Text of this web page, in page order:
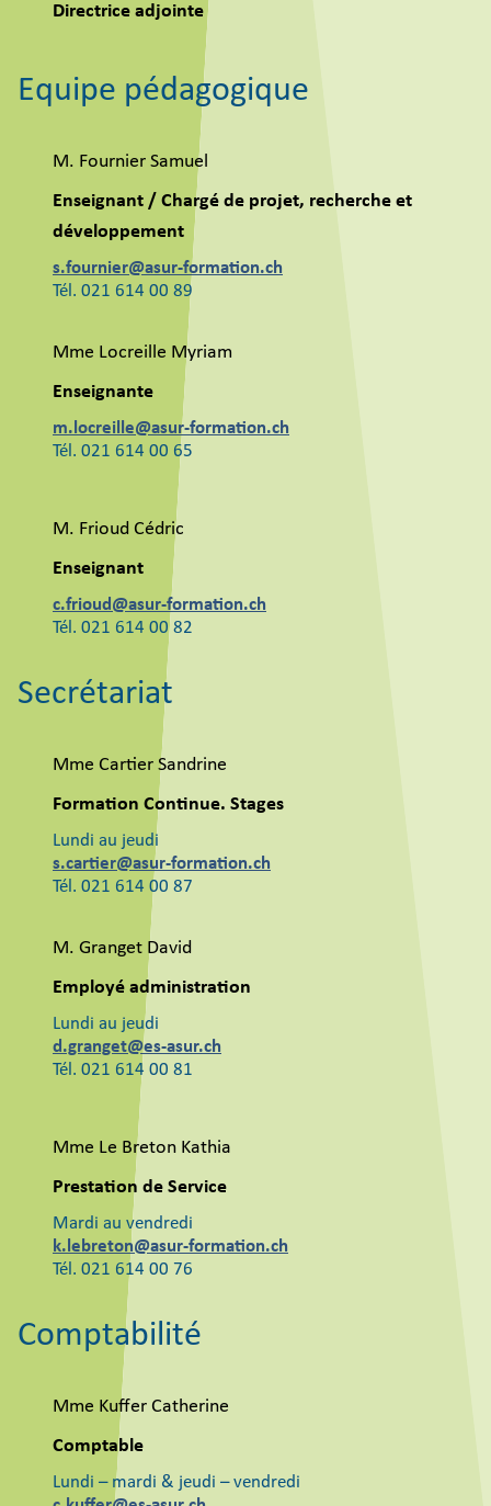
Directrice adjointe
Equipe pédagogique
M. Fournier Samuel
Enseignant / Chargé de projet, recherche et
développement
s.fournier@asur-formation.ch
Tél. 021 614 00 89
Mme Locreille Myriam
Enseignante
m.locreille@asur-formation.ch
Tél. 021 614 00 65
M. Frioud Cédric
Enseignant
c.frioud@asur-formation.ch
Tél. 021 614 00 82
Secrétariat
Mme Cartier Sandrine
Formation Continue. Stages
Lundi au jeudi
s.cartier@asur-formation.ch
Tél. 021 614 00 87
M. Granget David
Employé administration
Lundi au jeudi
d.granget@es-asur.ch
Tél. 021 614 00 81
Mme Le Breton Kathia
Prestation de Service
Mardi au vendredi
k.lebreton@asur-formation.ch
Tél. 021 614 00 76
Comptabilité
Mme Kuffer Catherine
Comptable
Lundi – mardi & jeudi – vendredi